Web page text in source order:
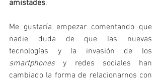
amistades.
Me gustaría empezar comentando que
nadie duda de que las nuevas
smartphones y redes sociales han
cambiado la forma de relacionarnos con